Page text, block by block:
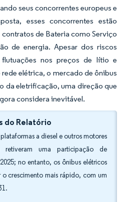
seus concorrentes europeus e
esses concorrentes estão
de Bateria como Serviço
de energia. Apesar dos riscos
nos preços de lítio e
elétrica, o mercado de ônibus
da eletrificação, uma direção que
considera inevitável.
do Relatório
a diesel e outros motores
retiveram uma participação de
no entanto, os ônibus elétricos
o crescimento mais rápido, com um